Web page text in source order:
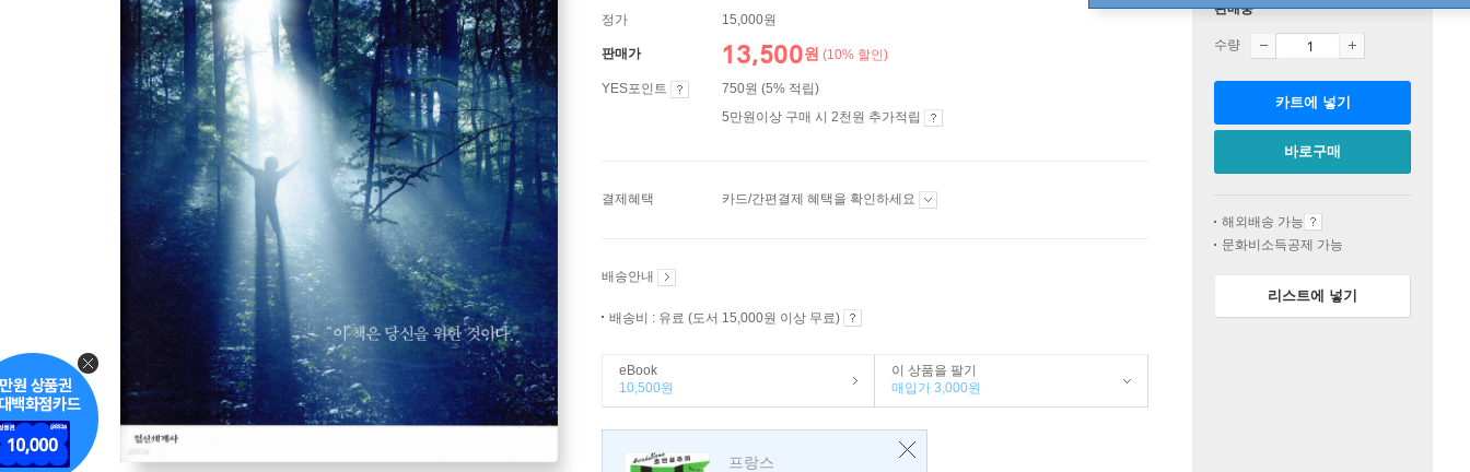
정가 15,000원
판매가 13,500원 (10% 할인)
YES포인트
750원 (5% 적립)
5만원이상 구매 시 2천원 추가적립
결제혜택 카드/간편결제 혜택을 확인하세요
배송안내
배송비 : 유료 (도서 15,000원 이상 무료)
eBook
10,500원
이 상품을 팔기
매입가 3,000원
프랑스
판매중
수량
카트에 넣기
바로구매
해외배송 가능
문화비소득공제 가능
리스트에 넣기